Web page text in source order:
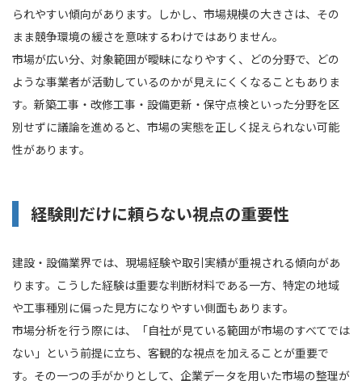
られやすい傾向があります。しかし、市場規模の大きさは、その
まま競争環境の緩さを意味するわけではありません。
市場が広い分、対象範囲が曖昧になりやすく、どの分野で、どの
ような事業者が活動しているのかが見えにくくなることもありま
す。新築工事・改修工事・設備更新・保守点検といった分野を区
別せずに議論を進めると、市場の実態を正しく捉えられない可能
性があります。
経験則だけに頼らない視点の重要性
建設・設備業界では、現場経験や取引実績が重視される傾向があ
ります。こうした経験は重要な判断材料である一方、特定の地域
や工事種別に偏った見方になりやすい側面もあります。
市場分析を行う際には、「自社が見ている範囲が市場のすべてでは
ない」という前提に立ち、客観的な視点を加えることが重要で
す。その一つの手がかりとして、企業データを用いた市場の整理が